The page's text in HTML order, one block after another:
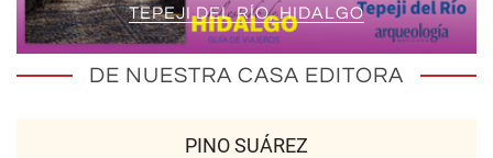
TEPEJI DEL RÍO, HIDALGO
DE NUESTRA CASA EDITORA
PINO SUÁREZ